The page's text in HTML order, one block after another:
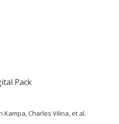
Pack
Kampa, Charles Vilina, et al.